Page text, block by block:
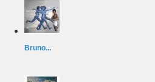
Bruno...